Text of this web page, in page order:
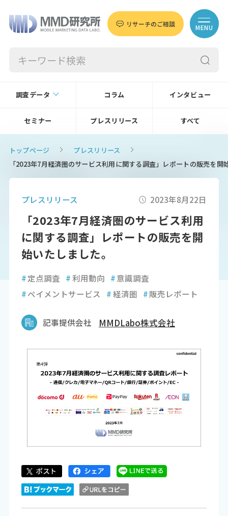
リサーチのご相談 MENU
調査データ コラム インタビュー
セミナー プレスリリース すべて
トップページ
プレスリリース
「2023年7月経済圏のサービス利用に関する調査」レポートの販売を開
プレスリリース 2023年8月22日
「2023年7月経済圏のサービス利用
に関する調査」レポートの販売を開
始いたしました。
#定点調査 #利用動向 #意識調査
#ペイメントサービス #経済圏 #販売レポート
記事提供会社 MMDLabo株式会社